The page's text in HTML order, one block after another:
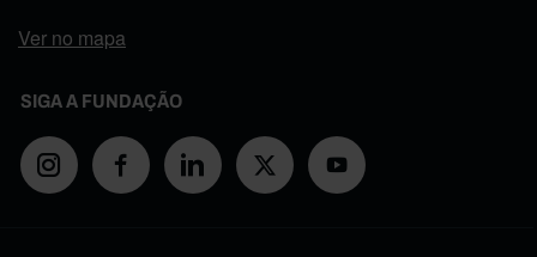
Ver no mapa
SIGA A FUNDAÇÃO